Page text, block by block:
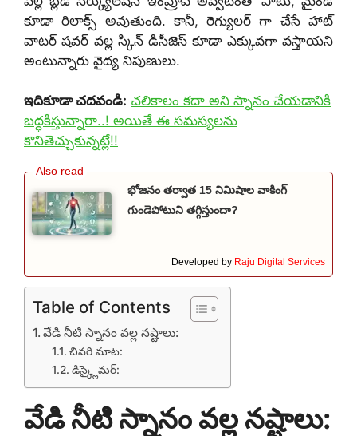
కూడా రిలాక్స్‌ అవుతుంది. కానీ, రెగ్యులర్ గా చేసే హాట్
వాటర్ షవర్ వల్ల స్కిన్ డిసీజెస్ కూడా ఎక్కువగా వస్తాయని
అంటున్నారు వైద్య నిపుణులు.
ఇదికూడా చదవండి: చలికాలం కదా అని స్నానం చేయడానికి
బద్ధకిస్తున్నారా..! అయితే ఈ సమస్యలను
కొనితెచ్చుకున్నట్లే!!
భోజనం తర్వాత 15 నిమిషాల వాకింగ్
గుండెపోటుని తగ్గిస్తుందా?
Developed by Raju Digital Services
Table of Contents
వేడి నీటి స్నానం వల్ల నష్టాలు:
చివరి మాట:
డిస్క్లైమర్:
వేడి నీటి స్నానం వల్ల నష్టాలు: